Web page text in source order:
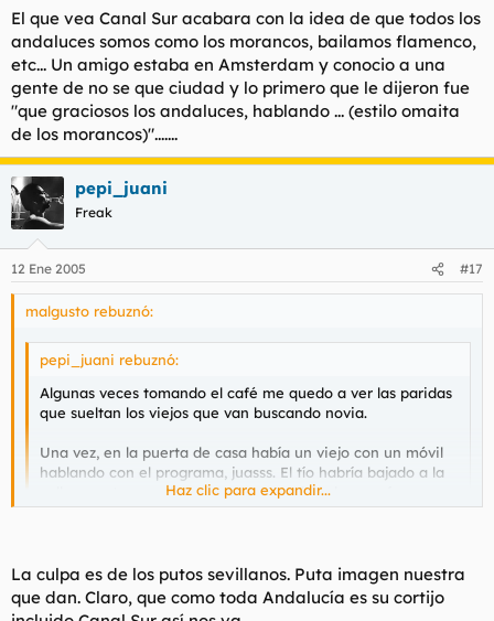
Aunque he de reconocer que es patética la imagen que dan
este tipo de programas de los andaluces las veces que salen en
los refritos esos de záping. Pero bueno, la gente inteligente
sabe que la muestra de población que acude ya sea de público
o invitados a éste tipo de programas es representativa de un
estrato de población muy determinado. De mala condición
cultural y tal.
El que vea Canal Sur acabara con la idea de que todos los
andaluces somos como los morancos, bailamos flamenco,
etc... Un amigo estaba en Amsterdam y conocio a una
gente de no se que ciudad y lo primero que le dijeron fue
"que graciosos los andaluces, hablando ... (estilo omaita
de los morancos)".......
pepi_juani
Freak
12 Ene 2005 #17
malgusto rebuznó:
pepi_juani rebuznó:
Algunas veces tomando el café me quedo a ver las paridas
que sueltan los viejos que van buscando novia.
Una vez, en la puerta de casa había un viejo con un móvil
hablando con el programa, juasss. El tío habría bajado a la
calle para tener más cobertura, ya sabeis las manías que
tienen, la conversación era algo así :"Si bueno, yo tengo
teléfono, ¿no?"
Aunque he de reconocer que es patética la imagen que
El que vea Canal Sur acabara con la idea de que todos los
andaluces somos como los morancos, bailamos flamenco, etc...
Haz clic para expandir...
La culpa es de los putos sevillanos. Puta imagen nuestra
que dan. Claro, que como toda Andalucía es su cortijo